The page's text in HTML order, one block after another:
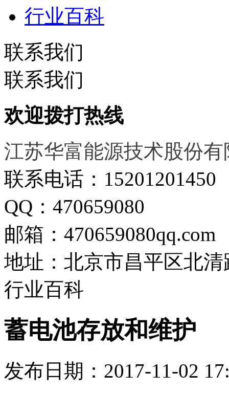
行业百科
联系我们
联系我们
欢迎拨打热线
江苏华富能源技术股份有
联系电话：15201201450
QQ：470659080
邮箱：470659080qq.com
地址：北京市昌平区北
行业百科
蓄电池存放和维护
发布日期：2017-11-02